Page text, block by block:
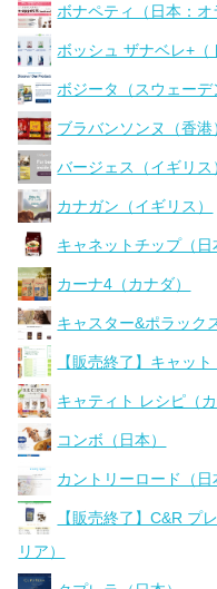
ボナペティ（日本：オ
ボッシュ ザナベレ+（
ボジータ（スウェーデ
ブラバンソンヌ（香港
バージェス（イギリス
カナガン（イギリス）
キャネットチップ（日
カーナ4（カナダ）
キャスター&ポラック
【販売終了】キャット
キャティト レシピ（カ
コンボ（日本）
カントリーロード（日
【販売終了】C&R プ
リア）